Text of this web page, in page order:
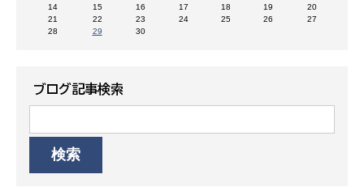
14 15 16 17 18 19
20
21
22 23 24 25 26
27
28
29 30
ブログ記事検索